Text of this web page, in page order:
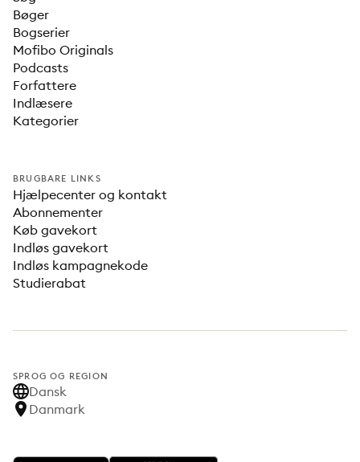
Bøger
Bogserier
Mofibo Originals
Podcasts
Forfattere
Indlæsere
Kategorier
BRUGBARE LINKS
Hjælpecenter og kontakt
Abonnementer
Køb gavekort
Indløs gavekort
Indløs kampagnekode
Studierabat
SPROG OG REGION
Dansk
Danmark